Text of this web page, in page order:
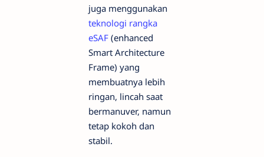
juga menggunakan
teknologi rangka
eSAF (enhanced
Smart Architecture
Frame) yang
membuatnya lebih
ringan, lincah saat
bermanuver, namun
tetap kokoh dan
stabil.